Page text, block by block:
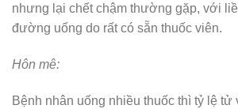
nhưng lại chết chậm thường gặp, với
đường uống do rất có sẵn thuốc viên.
Hôn mê:
Bệnh nhân uống nhiều thuốc thì tỷ lệ tử